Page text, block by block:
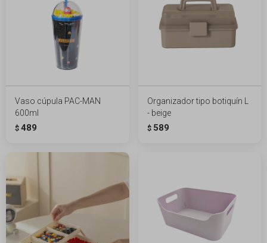
Vaso cúpula PAC-MAN
600ml
$ 489
Organizador tipo botiquín L
- beige
$ 589